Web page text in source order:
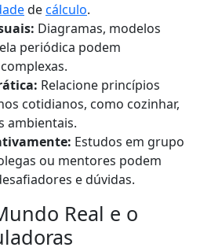
decálculo.
Diagramas, modelos
periódica podem
Relacione princípios
cotidianos, como cozinhar,
ambientais.
Estudos em grupo
ou mentores podem
e dúvidas.
Real e o